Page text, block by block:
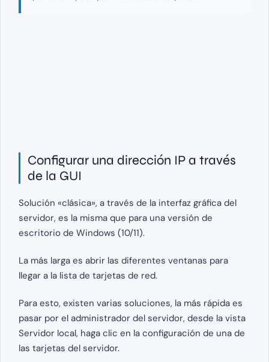
Configurar una dirección IP a través
de la GUI
Solución «clásica», a través de la interfaz gráfica del
servidor, es la misma que para una versión de
escritorio de Windows (10/11).
La más larga es abrir las diferentes ventanas para
llegar a la lista de tarjetas de red.
Para esto, existen varias soluciones, la más rápida es
pasar por el administrador del servidor, desde la vista
Servidor local, haga clic en la configuración de una de
las tarjetas del servidor.